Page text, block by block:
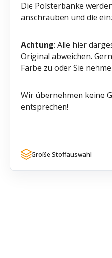
Die Polsterbänke
anschrauben und die
Achtung: Alle hier
Original abweichen.
Farbe zu oder Sie
Wir übernehmen keine
entsprechen!
Große Stoffauswahl